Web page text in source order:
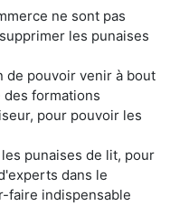
ne sont pas
les punaises
de pouvoir venir à bout
formations
pour pouvoir les
punaises de lit, pour
dans le
faire indispensable